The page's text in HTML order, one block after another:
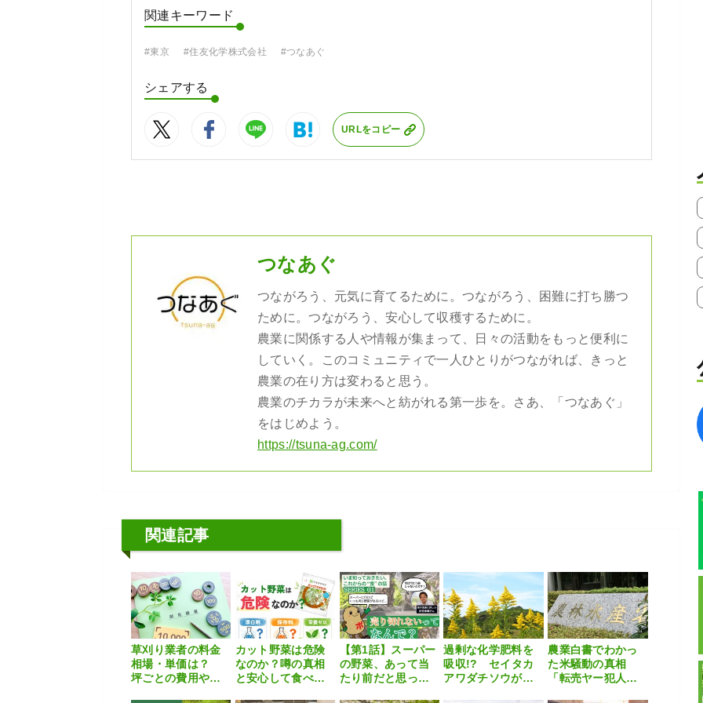
関連キーワード
#東京 #住友化学株式会社 #つなあぐ
シェアする
URLをコピー
つなあぐ
つながろう、元気に育てるために。つながろう、困難に打ち勝つ
ために。つながろう、安心して収穫するために。
農業に関係する人や情報が集まって、日々の活動をもっと便利に
していく。このコミュニティで一人ひとりがつながれば、きっと
農業の在り方は変わると思う。
農業のチカラが未来へと紡がれる第一歩を。さあ、「つなあぐ」
をはじめよう。
https://tsuna-ag.com/
関連記事
草刈り業者の料金
相場・単価は？
坪ごとの費用や安
カット野菜は危険
なのか？噂の真相
と安心して食べる
【第1話】スーパー
の野菜、あって当
たり前だと思って
過剰な化学肥料を
吸収!? セイタカ
アワダチソウが耕
農業白書でわかっ
た米騒動の真相
「転売ヤー犯人